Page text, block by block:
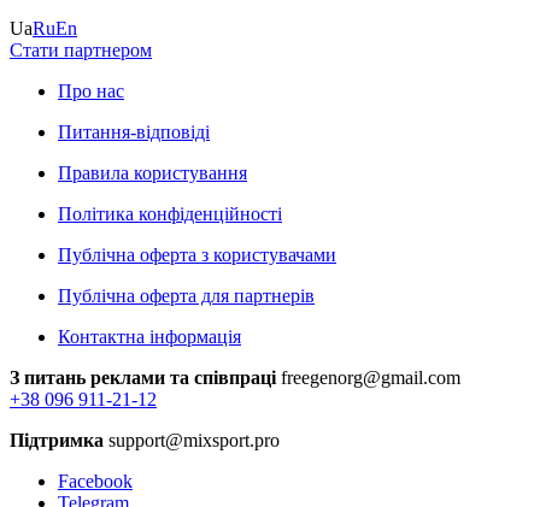
UaRuEn
Стати партнером
Про нас
Питання-відповіді
Правила користування
Політика конфіденційності
Публічна оферта з користувачами
Публічна оферта для партнерів
Контактна інформація
З питань реклами та співпраці freegenorg@gmail.com
+38 096 911-21-12
Підтримка support@mixsport.pro
Facebook
Telegram